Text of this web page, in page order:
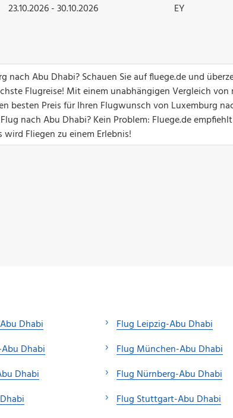
23.10.2026 - 30.10.2026 EY
Abu Dhabi? Schauen Sie auf fluege.de und
Flugreise! Mit einem unabhängigen Vergleich von
besten Preis für Ihren Flugwunsch von Luxemburg
nach Abu Dhabi? Kein Problem: Fluege.de
Fliegen zu einem Erlebnis!
Dhabi
Dhabi
Dhabi
Flug Leipzig-Abu Dhabi
Flug München-Abu Dhabi
Flug Nürnberg-Abu Dhabi
Flug Stuttgart-Abu Dhabi